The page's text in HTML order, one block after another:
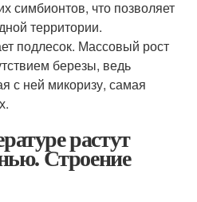
симбионтов, что позволяет
территории.
подлесок. Массовый рост
березы, ведь
с ней микоризу, самая
растут
Строение